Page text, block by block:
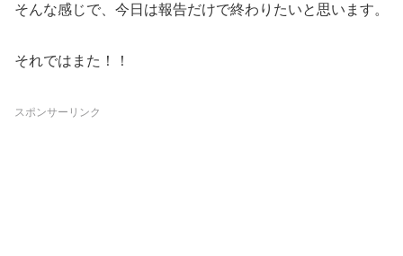
そんな感じで、今日は報告だけで終わりたいと思います。
それではまた！！
スポンサーリンク